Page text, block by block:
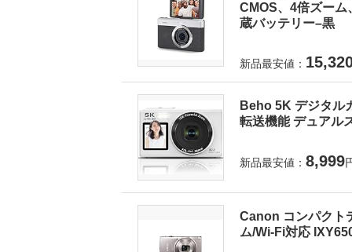
CMOS、4倍ズー
蔵バッテリー–黒
新品最安値：
Beho 5K デジタル
転送機能 デュアル
新品最安値： 8,999
Canon コンパクト
ム/Wi-Fi対応